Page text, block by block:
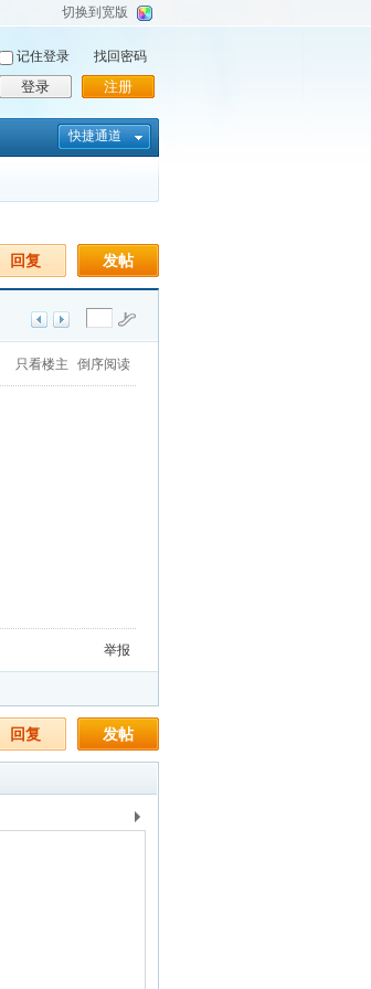
切换到宽版
记住登录
登录
找回密码
注册
快捷通道
发帖
回复
只看楼主 倒序阅读
举报
发帖
回复
下